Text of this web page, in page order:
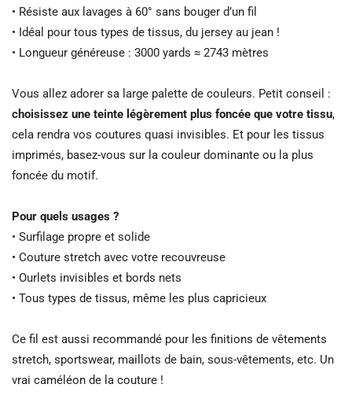
• Résiste aux lavages à 60° sans bouger d’un fil
• Idéal pour tous types de tissus, du jersey au jean !
• Longueur généreuse : 3000 yards ≈ 2743 mètres
Vous allez adorer sa large palette de couleurs. Petit conseil :
choisissez une teinte légèrement plus foncée que votre tissu,
cela rendra vos coutures quasi invisibles. Et pour les tissus
imprimés, basez-vous sur la couleur dominante ou la plus
foncée du motif.
Pour quels usages ?
• Surfilage propre et solide
• Couture stretch avec votre recouvreuse
• Ourlets invisibles et bords nets
• Tous types de tissus, même les plus capricieux
Ce fil est aussi recommandé pour les finitions de vêtements
stretch, sportswear, maillots de bain, sous-vêtements, etc. Un
vrai caméléon de la couture !